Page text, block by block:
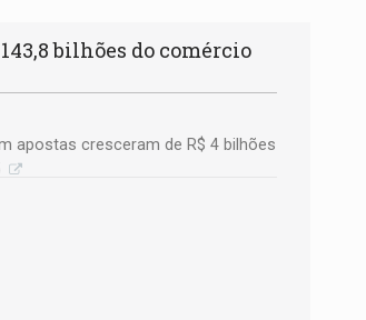
bilhões do comércio
apostas cresceram de R$ 4 bilhões